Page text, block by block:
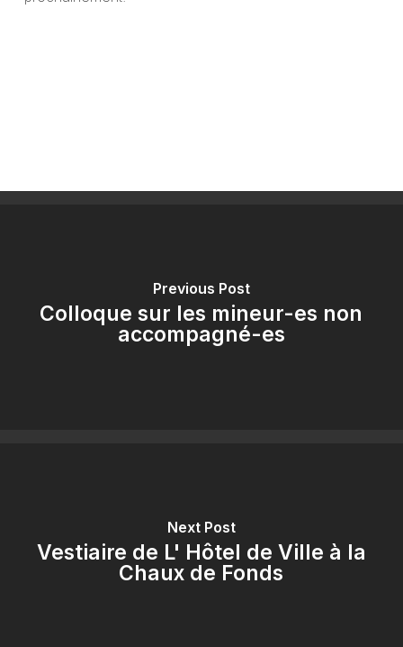
Previous Post
Colloque sur les mineur-es non
accompagné-es
Next Post
Vestiaire de L' Hôtel de Ville à la
Chaux de Fonds